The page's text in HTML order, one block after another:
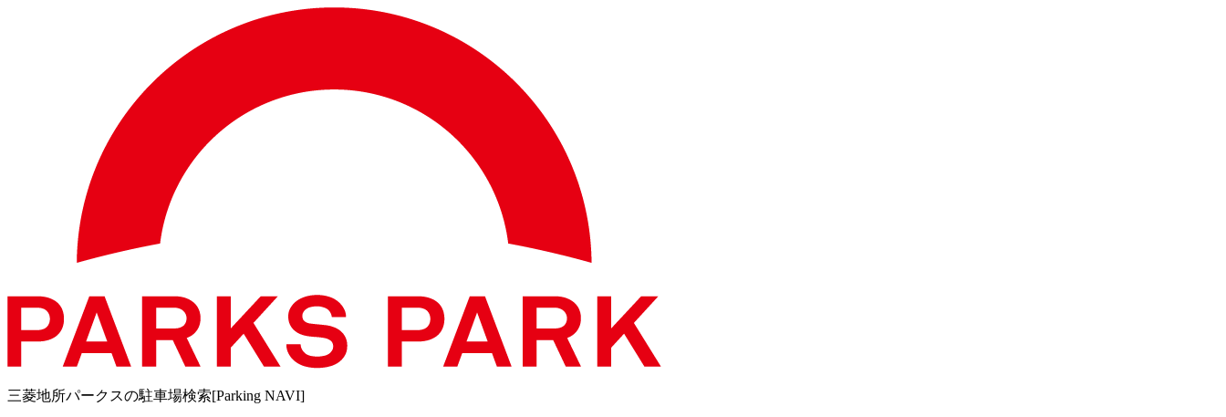
三菱地所パークスの駐車場検索[Parking NAVI]